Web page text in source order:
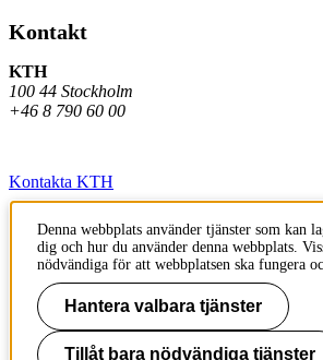
Kontakt
KTH
100 44 Stockholm
+46 8 790 60 00
Kontakta KTH
Jobba på KTH
Press och media
Faktura och betalning KTH
Om KTH:s webbplatser
Denna webbplats använder tjänster som kan
dig och hur du använder denna webbplats.
nödvändiga för att webbplatsen ska fungera
Hantera valbara tjänster
Tillåt bara nödvändiga tjänster